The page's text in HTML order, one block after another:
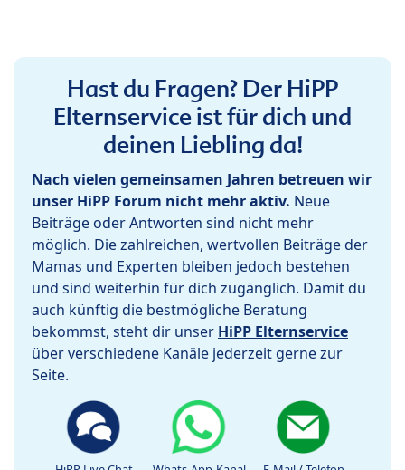
Hast du Fragen? Der HiPP
Elternservice ist für dich und
deinen Liebling da!
Nach vielen gemeinsamen Jahren betreuen wir
unser HiPP Forum nicht mehr aktiv. Neue
Beiträge oder Antworten sind nicht mehr
möglich. Die zahlreichen, wertvollen Beiträge der
Mamas und Experten bleiben jedoch bestehen
und sind weiterhin für dich zugänglich. Damit du
auch künftig die bestmögliche Beratung
bekommst, steht dir unser HiPP Elternservice
über verschiedene Kanäle jederzeit gerne zur
Seite.